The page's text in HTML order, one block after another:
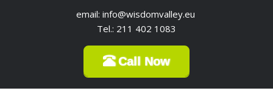
email: info@wisdomvalley.eu
Tel.: 211 402 1083
Call Now